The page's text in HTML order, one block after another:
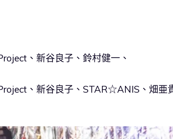
、新谷良子、鈴村健一、
、新谷良子、STAR☆ANIS、畑亜